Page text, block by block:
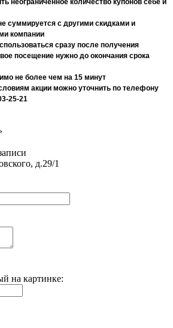
неограниченное количество купонов себе и
суммируется с другими скидками и
компании
сразу после получения
посещение нужно до окончания срока
не более чем на 15 минут
акции можно уточнить по телефону
25-21
д.29/1
на картинке: